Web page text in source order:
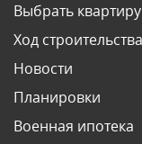
Выбрать квартиру
Ход строительства
Новости
Планировки
Военная ипотека